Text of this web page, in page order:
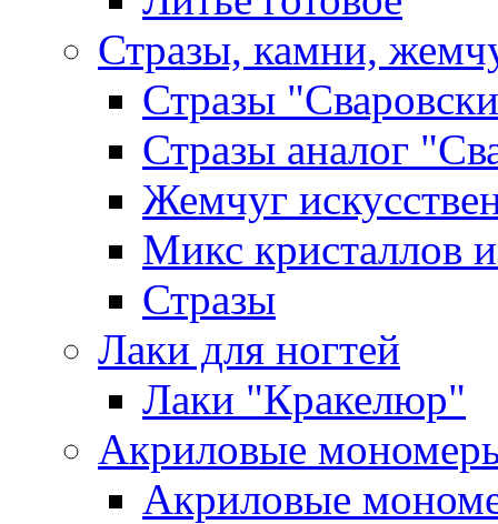
Стразы, камни,
Стразы
Стразы аналог
Жемчуг
Микс кристаллов
Стразы
Лаки для ногтей
Лаки "Кракелюр"
Акриловые
Акриловые